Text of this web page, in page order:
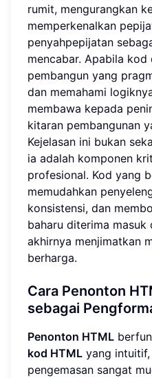
rumit, mengurangkan
memperkenalkan
penyahpepijatan
mencabar. Apabila
pembangun yang
dan memahami
membawa kepada
kitaran pembangunan
Kejelasan ini bukan
ia adalah komponen
profesional. Kod yang
memudahkan
konsistensi, dan
baharu diterima masuk
akhirnya menjimatkan
berharga.
Cara Penonton
sebagai
Penonton HTML
kod HTML yang
pengemasan sangat